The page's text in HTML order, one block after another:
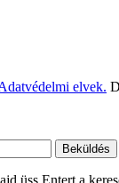
elvek.
Beküldés
üss Entert a